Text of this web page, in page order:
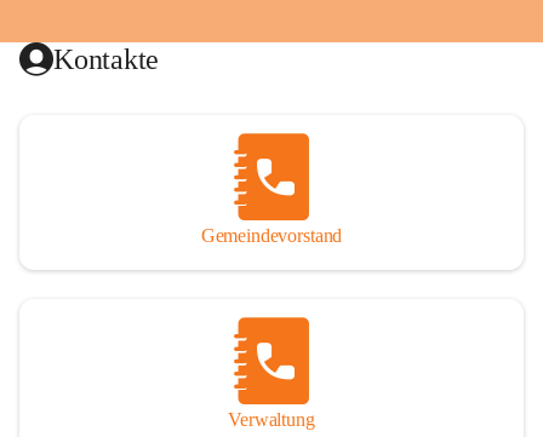
Kontakte
Gemeindevorstand
Verwaltung